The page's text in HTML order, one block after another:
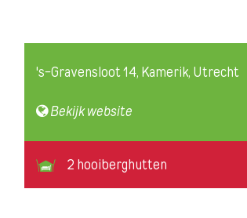
's-Gravensloot 14, Kamerik, Utrecht
Bekijk website
2 hooiberghutten